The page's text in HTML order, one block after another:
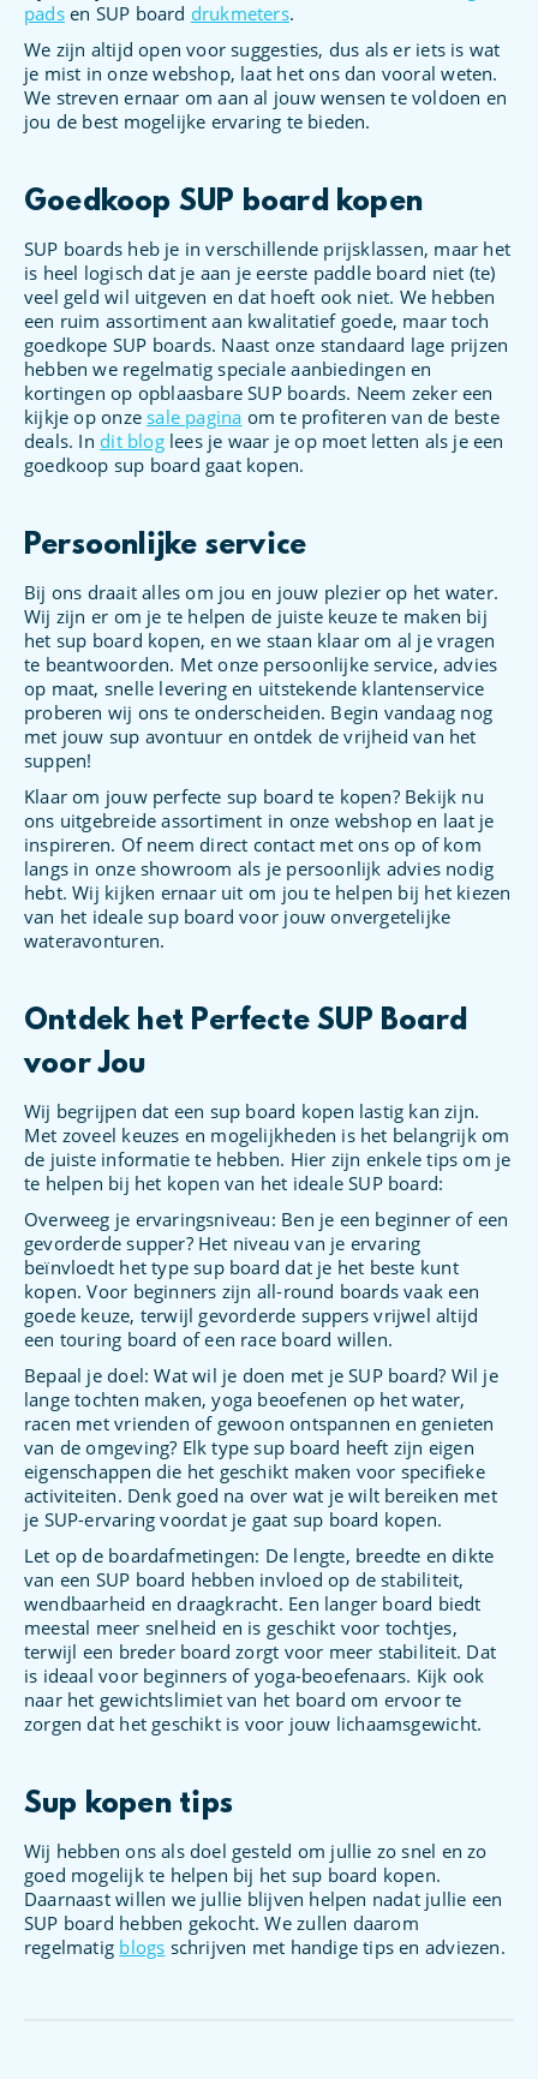
padsen SUP board drukmeters.
We zijn altijd open voor suggesties, dus als er iets is wat
je mist in onze webshop, laat het ons dan vooral weten.
We streven ernaar om aan al jouw wensen te voldoen en
jou de best mogelijke ervaring te bieden.
Goedkoop SUP board kopen
SUP boards heb je in verschillende prijsklassen, maar het
is heel logisch dat je aan je eerste paddle board niet (te)
veel geld wil uitgeven en dat hoeft ook niet. We hebben
een ruim assortiment aan kwalitatief goede, maar toch
goedkope SUP boards. Naast onze standaard lage prijzen
hebben we regelmatig speciale aanbiedingen en
kortingen op opblaasbare SUP boards. Neem zeker een
kijkje op onze sale pagina om te profiteren van de beste
deals. In dit bloglees je waar je op moet letten als je een
goedkoop sup board gaat kopen.
Persoonlijke service
Bij ons draait alles om jou en jouw plezier op het water.
Wij zijn er om je te helpen de juiste keuze te maken bij
het sup board kopen, en we staan klaar om al je vragen
te beantwoorden. Met onze persoonlijke service, advies
op maat, snelle levering en uitstekende klantenservice
proberen wij ons te onderscheiden. Begin vandaag nog
met jouw sup avontuur en ontdek de vrijheid van het
suppen!
Klaar om jouw perfecte sup board te kopen? Bekijk nu
ons uitgebreide assortiment in onze webshop en laat je
inspireren. Of neem direct contact met ons op of kom
langs in onze showroom als je persoonlijk advies nodig
hebt. Wij kijken ernaar uit om jou te helpen bij het kiezen
van het ideale sup board voor jouw onvergetelijke
wateravonturen.
Ontdek het Perfecte SUP Board
voor Jou
Wij begrijpen dat een sup board kopen lastig kan zijn.
Met zoveel keuzes en mogelijkheden is het belangrijk om
de juiste informatie te hebben. Hier zijn enkele tips om je
te helpen bij het kopen van het ideale SUP board:
Overweeg je ervaringsniveau: Ben je een beginner of een
gevorderde supper? Het niveau van je ervaring
beïnvloedt het type sup board dat je het beste kunt
kopen. Voor beginners zijn all-round boards vaak een
goede keuze, terwijl gevorderde suppers vrijwel altijd
een touring board of een race board willen.
Bepaal je doel: Wat wil je doen met je SUP board? Wil je
lange tochten maken, yoga beoefenen op het water,
racen met vrienden of gewoon ontspannen en genieten
van de omgeving? Elk type sup board heeft zijn eigen
eigenschappen die het geschikt maken voor specifieke
activiteiten. Denk goed na over wat je wilt bereiken met
je SUP-ervaring voordat je gaat sup board kopen.
Let op de boardafmetingen: De lengte, breedte en dikte
van een SUP board hebben invloed op de stabiliteit,
wendbaarheid en draagkracht. Een langer board biedt
meestal meer snelheid en is geschikt voor tochtjes,
terwijl een breder board zorgt voor meer stabiliteit. Dat
is ideaal voor beginners of yoga-beoefenaars. Kijk ook
naar het gewichtslimiet van het board om ervoor te
zorgen dat het geschikt is voor jouw lichaamsgewicht.
Sup kopen tips
Wij hebben ons als doel gesteld om jullie zo snel en zo
goed mogelijk te helpen bij het sup board kopen.
Daarnaast willen we jullie blijven helpen nadat jullie een
SUP board hebben gekocht. We zullen daarom
regelmatig blogs schrijven met handige tips en adviezen.